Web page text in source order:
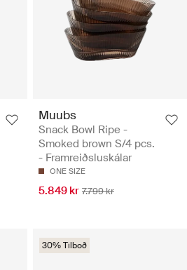
Muubs
Snack Bowl Ripe -
Smoked brown S/4 pcs.
- Framreiðsluskálar
ONE SIZE
5.849 kr 7.799 kr
30% Tilboð